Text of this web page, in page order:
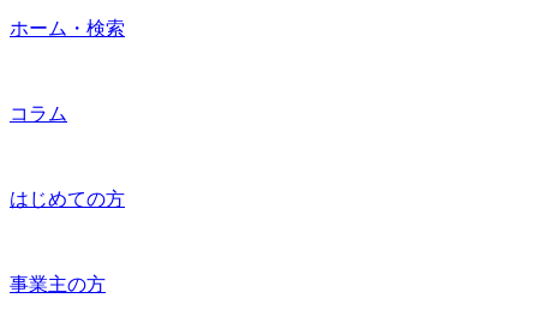
ホーム・検索
コラム
はじめての方
事業主の方